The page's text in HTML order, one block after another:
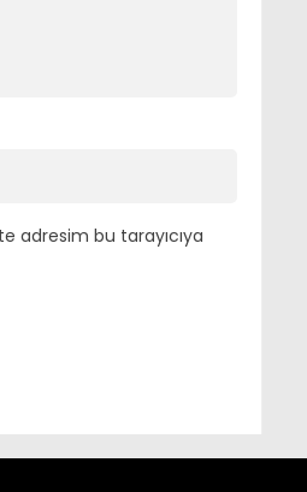
adresim bu tarayıcıya